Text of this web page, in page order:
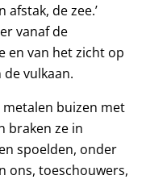
afstak, de zee.’
vanaf de
en van het zicht op
vulkaan.
metalen buizen met
braken ze in
spoelden, onder
ons, toeschouwers,